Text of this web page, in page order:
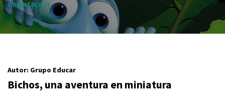
ORIENTACIÓN
Autor: Grupo Educar
Bichos, una aventura en miniatura